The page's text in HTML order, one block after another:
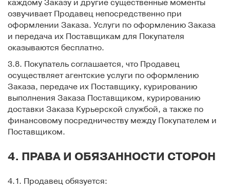
каждому Заказу и другие существенные моменты
озвучивает Продавец непосредственно при
оформлении Заказа. Услуги по оформлению Заказа
и передача их Поставщикам для Покупателя
оказываются бесплатно.
3.8. Покупатель соглашается, что Продавец
осуществляет агентские услуги по оформлению
Заказа, передаче их Поставщику, курированию
выполнения Заказа Поставщиком, курированию
доставки Заказа Курьерской службой, а также по
финансовому посредничеству между Покупателем и
Поставщиком.
4. ПРАВА И ОБЯЗАННОСТИ СТОРОН
4.1. Продавец обязуется: